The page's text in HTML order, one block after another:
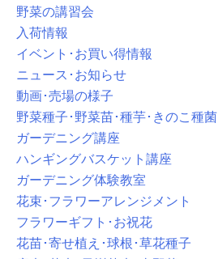
野菜の講習会
入荷情報
イベント･お買い得情報
ニュース･お知らせ
動画･売場の様子
野菜種子･野菜苗･種芋･きのこ種菌
ガーデニング講座
ハンギングバスケット講座
ガーデニング体験教室
花束･フラワーアレンジメント
フラワーギフト･お祝花
花苗･寄せ植え･球根･草花種子